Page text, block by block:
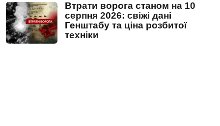
Втрати ворога станом на 10
серпня 2026: свіжі дані
Генштабу та ціна розбитої
техніки